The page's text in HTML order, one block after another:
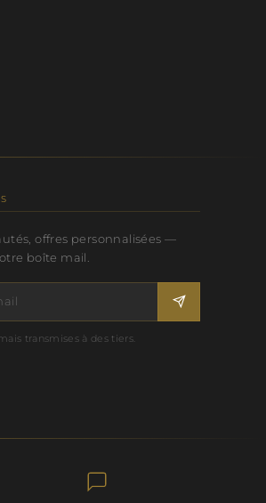
offres personnalisées —
boîte mail.
transmises à des tiers.